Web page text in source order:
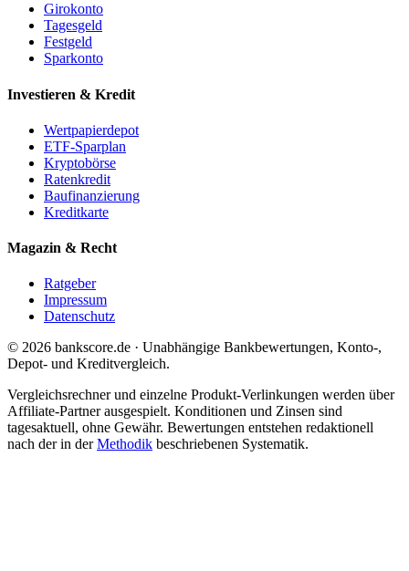
Girokonto
Tagesgeld
Festgeld
Sparkonto
Investieren & Kredit
Wertpapierdepot
ETF-Sparplan
Kryptobörse
Ratenkredit
Baufinanzierung
Kreditkarte
Magazin & Recht
Ratgeber
Impressum
Datenschutz
© 2026 bankscore.de · Unabhängige Bankbewertungen, Konto-,
Depot- und Kreditvergleich.
Vergleichsrechner und einzelne Produkt-Verlinkungen werden über
Affiliate-Partner ausgespielt. Konditionen und Zinsen sind
tagesaktuell, ohne Gewähr. Bewertungen entstehen redaktionell
nach der in derMethodik beschriebenen Systematik.